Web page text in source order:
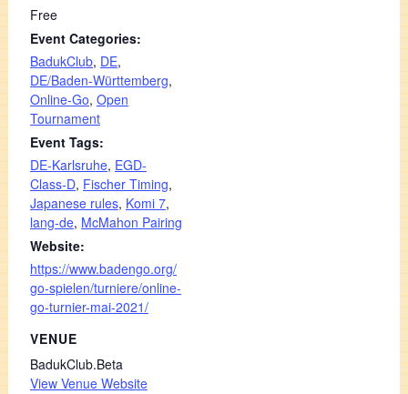
Free
Event Categories:
BadukClub, DE,
DE/Baden-Württemberg,
Online-Go, Open
Tournament
Event Tags:
DE-Karlsruhe, EGD-
Class-D, Fischer Timing,
Japanese rules, Komi 7,
lang-de, McMahon Pairing
Website:
https://www.badengo.org/
go-spielen/turniere/online-
go-turnier-mai-2021/
VENUE
BadukClub.Beta
View Venue Website